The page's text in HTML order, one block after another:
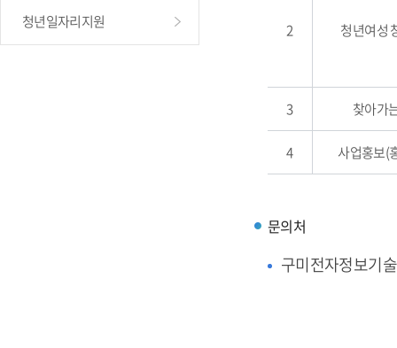
청년일자리지원 2 청년여성
3 찾아가
4 사업홍보(
문의처
구미전자정보기